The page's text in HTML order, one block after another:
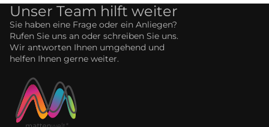
Unser Team hilft weiter
Sie haben eine Frage oder ein Anliegen?
Rufen Sie uns an oder schreiben Sie uns.
Wir antworten Ihnen umgehend und
helfen Ihnen gerne weiter.